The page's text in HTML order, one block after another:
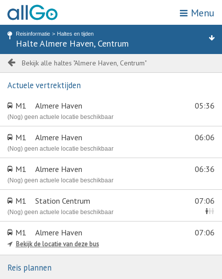
Menu
Home
Vervoerbewijzen
Reisinformatie
Acties
Webshop
Klantenservice
Kies een reisgebied
Zoek op halte of adres
Reisinformatie Haltes en tijden
Halte Almere Haven, Centrum
Bekijk alle haltes "Almere Haven, Centrum"
Actuele vertrektijden
M1 Almere Haven 05:36
(Nog) geen actuele locatie beschikbaar
M1 Almere Haven 06:06
(Nog) geen actuele locatie beschikbaar
M1 Almere Haven 06:36
(Nog) geen actuele locatie beschikbaar
M1 Station Centrum 07:06
(Nog) geen actuele locatie beschikbaar
M1 Almere Haven 07:06
Bekijk de locatie van deze bus
Reis plannen